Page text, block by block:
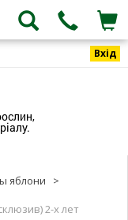
Вхід
яблони
>
2-х лет